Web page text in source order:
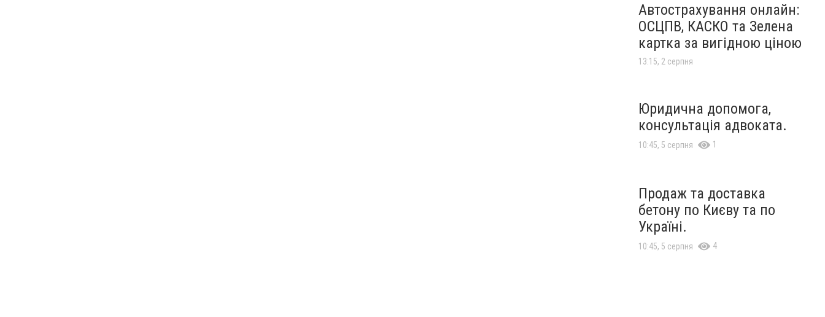
Автострахування онлайн:
ОСЦПВ, КАСКО та Зелена
картка за вигідною ціною
13:15, 2 серпня
Юридична допомога,
консультація адвоката.
10:45, 5 серпня 1
Продаж та доставка
бетону по Києву та по
Україні.
10:45, 5 серпня 4